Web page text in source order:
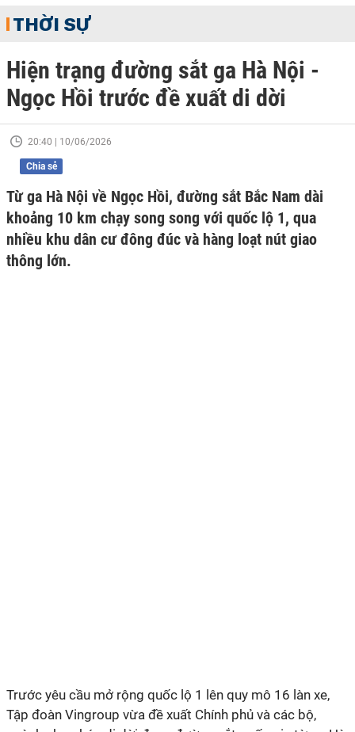
THỜI SỰ
Hiện trạng đường sắt ga Hà Nội -
Ngọc Hồi trước đề xuất di dời
20:40 | 10/06/2026
Chia sẻ
Từ ga Hà Nội về Ngọc Hồi, đường sắt Bắc Nam dài
khoảng 10 km chạy song song với quốc lộ 1, qua
nhiều khu dân cư đông đúc và hàng loạt nút giao
thông lớn.
Trước yêu cầu mở rộng quốc lộ 1 lên quy mô 16 làn xe,
Tập đoàn Vingroup vừa đề xuất Chính phủ và các bộ,